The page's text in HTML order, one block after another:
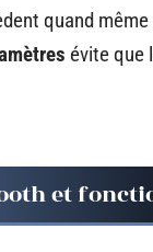
quand
évite que
et